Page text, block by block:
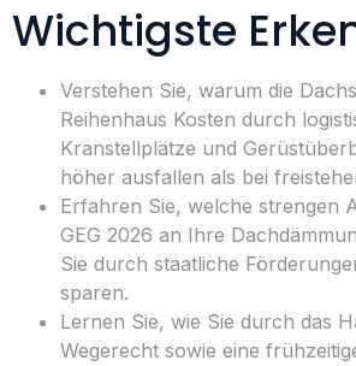
Wichtigste
Verstehen Sie, warum die
Reihenhaus Kosten durch
Kranstellplätze und
höher ausfallen als bei
Erfahren Sie, welche strengen
GEG 2026 an Ihre
Sie durch staatliche
sparen.
Lernen Sie, wie Sie durch das
Wegerecht sowie eine